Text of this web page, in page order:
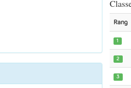
Rang
1
2
3